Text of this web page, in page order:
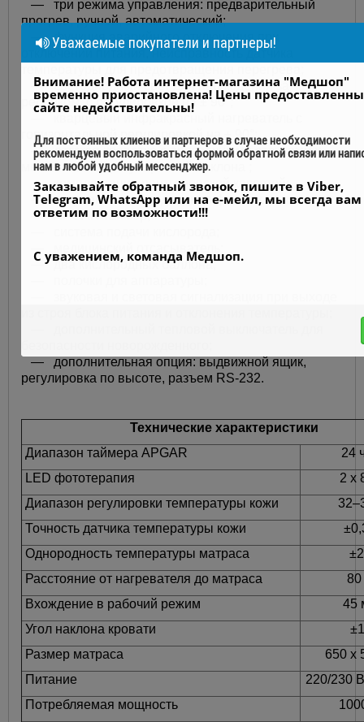
— три режима управления: предварительный
прогрев, ручной, автоматический;
— функция аварийного отключения при
отключении питания, неисправность датчика
— светодиодный свет для наблюдения за
ребенком, с регулировкой на ± 90°;
— кварцевый инфракрасный нагреватель с
горизонтальной регулировкой на ± 90°;
— детская кроватка с прозрачными стенками и
механической регулировкой наклона ;
— комплектация рентгеновской кассетой;
— встроенная светодиодная фототерапия;
— APGAR таймер;
— два кислородных баллона;
— дополнительная опция: выдвижной ящик,
регулировка по высоте, разъем RS-232.
Технические характеристики
Диапазон таймера APGAR
24
LED фототерапия
2 х
Диапазон регулировки температуры кожи
Точность датчика температуры кожи
Однородность температуры матраса
Расстояние от нагревателя до матраса
Вхождение в рабочий режим
45
Угол наклона кровати
Размер матраса
650 х
Питание
220/230
Потребляемая мощность
Уважаемые покупатели и партнеры!
Внимание! Работа интернет-магазина "Медшоп"
временно приостановлена! Цены
сайте недействительны!
Для постоянных клиенов и партнеров в случае необходимости
рекомендуем воспользоваться формой обратной связи или
нам в любой удобный мессенджер.
Заказывайте обратный звонок, пишите в Viber,
Telegram, WhatsApp или на е-мейл, мы всегда вам
ответим по возможности!!!
С уважением, команда Медшоп.